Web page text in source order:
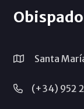
Santa
(+34) 952